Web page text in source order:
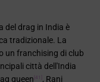
del drag in India è
tradizionale. La
un franchising di club
città dell'India
queen [41] , Rani